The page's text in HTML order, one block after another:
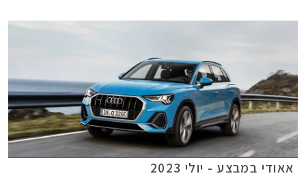
הקופה והקבריולט יוצגו בהמשך בשם שונה בדומה למהלך שמרצדס ביצעה עם
אאודי במבצע - יולי 2023